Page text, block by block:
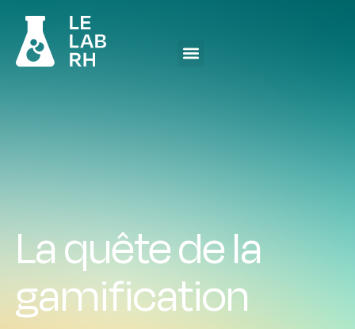
La quête de la
gamification